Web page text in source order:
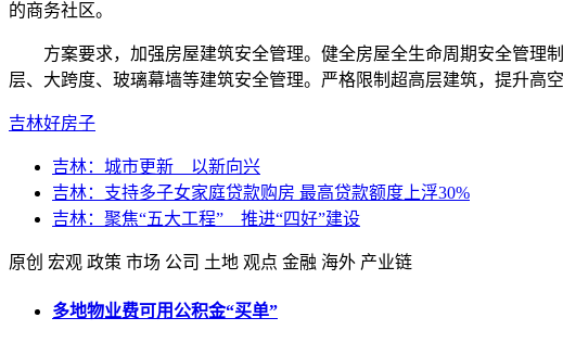
的商务社区。
方案要求，加强房屋建筑安全管理。健全房屋全生命周期安全管理
层、大跨度、玻璃幕墙等建筑安全管理。严格限制超高层建筑，提升高
吉林好房子
吉林：城市更新 以新向兴
吉林：支持多子女家庭贷款购房 最高贷款额度上浮30%
吉林：聚焦“五大工程” 推进“四好”建设
原创 宏观 政策 市场 公司 土地 观点 金融 海外 产业链
多地物业费可用公积金“买单”